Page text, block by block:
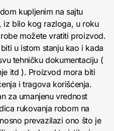
kupljenim na sajtu
bilo kog razloga, u roku
možete vratiti proizvod.
u istom stanju kao i kada
tehničku dokumentaciju (
itd ). Proizvod mora biti
i tragova korišćenja.
za umanjenu vrednost
rukovanja robom na
prevazilazi ono što je